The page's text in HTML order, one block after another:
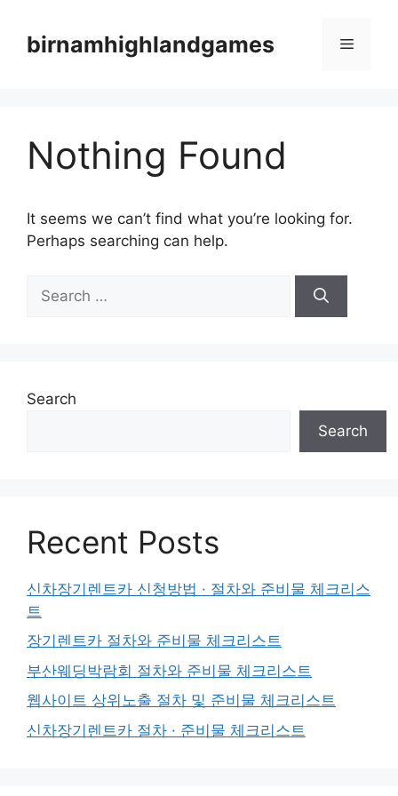
contentbirnamhighlandgames Menu
Nothing Found
It seems we can’t find what you’re looking for.
Perhaps searching can help.
for:
Search
Search
Recent Posts
신차장기렌트카 신청방법 · 절차와 준비물 체크리스
트
장기렌트카 절차와 준비물 체크리스트
부산웨딩박람회 절차와 준비물 체크리스트
웹사이트 상위노출 절차 및 준비물 체크리스트
신차장기렌트카 절차 · 준비물 체크리스트